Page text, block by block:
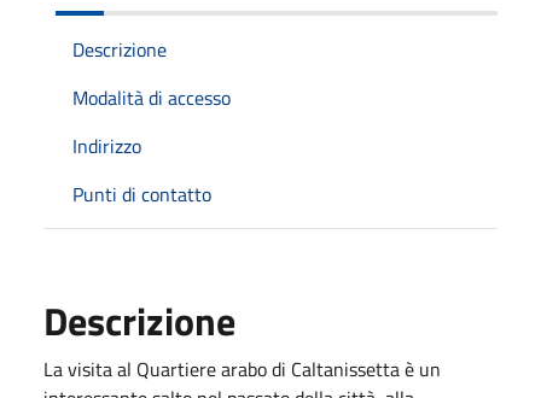
Descrizione
Modalità di accesso
Indirizzo
Punti di contatto
Descrizione
La visita al Quartiere arabo di Caltanissetta è un